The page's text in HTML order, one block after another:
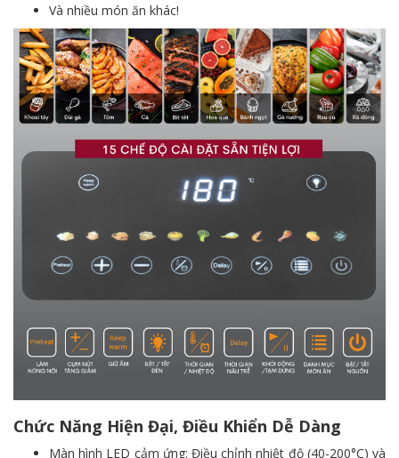
Và nhiều món ăn khác!
Chức Năng Hiện Đại, Điều Khiển Dễ Dàng
Màn hình LED cảm ứng: Điều chỉnh nhiệt độ (40-200°C) và